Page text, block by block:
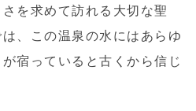
を求めて訪れる大切な聖
、この温泉の水にはあらゆ
宿っていると古くから信じ